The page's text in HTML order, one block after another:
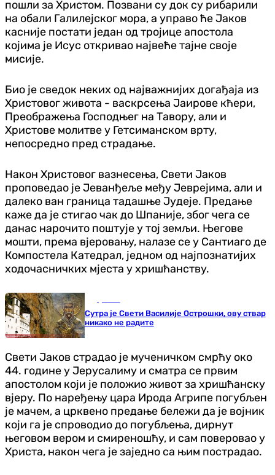
пошли за Христом. Позвани су док су рибарили
на обали Галилејског мора, а управо ће Јаков
касније постати један од тројице апостола
којима је Исус откривао највеће тајне своје
мисије.
Био је сведок неких од најважнијих догађаја из
Христовог живота - васкрсења Јаирове кћери,
Преображења Господњег на Тавору, али и
Христове молитве у Гетсиманском врту,
непосредно пред страдање.
Након Христовог вазнесења, Свети Јаков
проповедао је Јеванђеље међу Јеврејима, али и
далеко ван граница тадашње Јудеје. Предање
каже да је стигао чак до Шпаније, због чега се
данас нарочито поштује у тој земљи. Његове
мошти, према вјеровању, налазе се у Сантиаго де
Компостела Катедрал, једном од најпознатијих
ходочасничких мјеста у хришћанству.
Сутра је Свети Василије Острошки, ову ствар
никако не радите
Свети Јаков страдао је мученичком смрћу око
44. године у Јерусалиму и сматра се првим
апостолом који је положио живот за хришћанску
вјеру. По наређењу цара Ирода Агрипе погубљен
је мачем, а црквено предање бележи да је војник
који га је спроводио до погубљења, дирнут
његовом вером и смиреношћу, и сам поверовао у
Христа, након чега је заједно са њим пострадао.